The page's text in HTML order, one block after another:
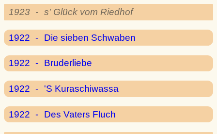
1923 - s' Glück vom Riedhof
1922 - Die sieben Schwaben
1922 - Bruderliebe
1922 - 'S Kuraschiwassa
1922 - Des Vaters Fluch